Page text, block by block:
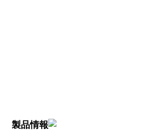
製品情報